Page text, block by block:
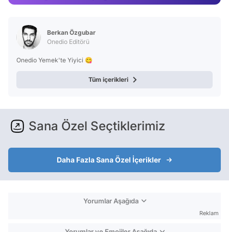
Berkan Özgubar
Onedio Editörü
Onedio Yemek'te Yiyici 😋
Tüm içerikleri
Sana Özel Seçtiklerimiz
Daha Fazla Sana Özel İçerikler
Yorumlar Aşağıda
Reklam